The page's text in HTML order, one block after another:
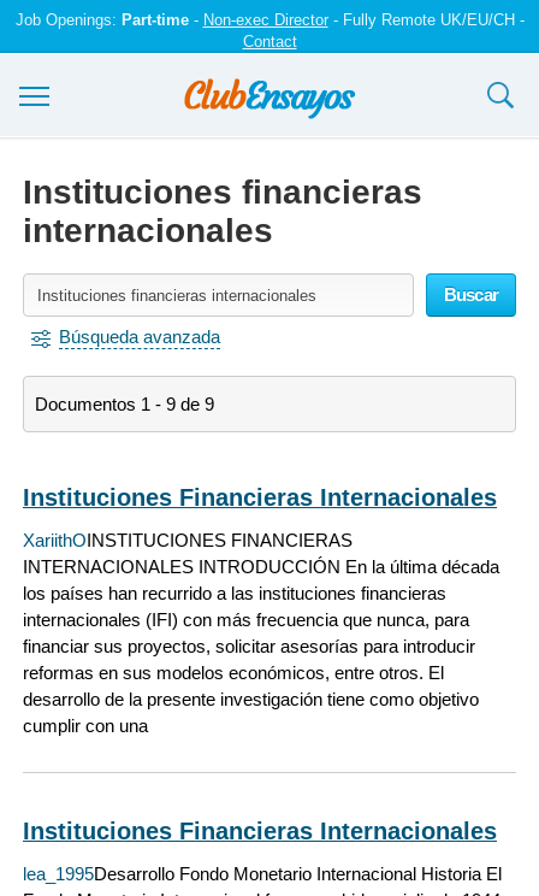
Job Openings: Part-time- Non-exec Director- Fully Remote UK/EU/CH -
Contact
Registrarse
Iniciar sesión
Contáctenos
Instituciones financieras
internacionales
Buscar
Búsqueda avanzada
Documentos 1 - 9 de 9
Instituciones Financieras Internacionales
XariithOINSTITUCIONES FINANCIERAS
INTERNACIONALES INTRODUCCIÓN En la última década
los países han recurrido a las instituciones financieras
internacionales (IFI) con más frecuencia que nunca, para
financiar sus proyectos, solicitar asesorías para introducir
reformas en sus modelos económicos, entre otros. El
desarrollo de la presente investigación tiene como objetivo
cumplir con una
Instituciones Financieras Internacionales
lea_1995Desarrollo Fondo Monetario Internacional Historia El